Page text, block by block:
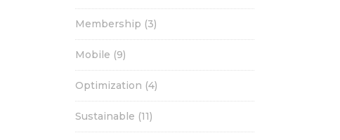
Membership (3)
Mobile (9)
Optimization (4)
Sustainable (11)